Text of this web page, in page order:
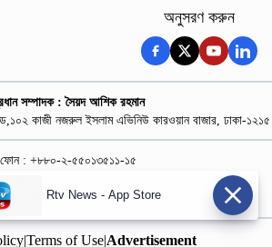
অনুসরণ করুন
সম্পাদক : সৈয়দ আশিক রহমান
কাজী নজরুল ইসলাম এভিনিউ কারওয়ান বাজার, ঢাকা-১২১৫
ফোন : +৮৮০-২-৫৫০১৩৫১১-১৫
:
rtvdigitalad@gmail.com
|Terms of Use|Advertisement
Rtv News - App Store